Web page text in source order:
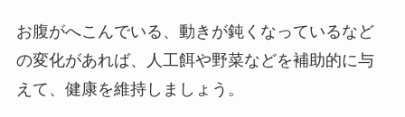
お腹がへこんでいる、動きが鈍くなっているなど
の変化があれば、人工餌や野菜などを補助的に与
えて、健康を維持しましょう。